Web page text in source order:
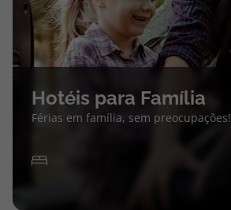
Hotéis para Família
Férias em família, sem preocupações!